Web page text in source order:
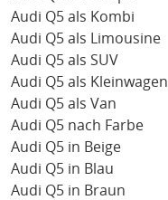
Audi Q5 als Kombi
Audi Q5 als Limousine
Audi Q5 als SUV
Audi Q5 als Kleinwagen
Audi Q5 als Van
Audi Q5 nach Farbe
Audi Q5 in Beige
Audi Q5 in Blau
Audi Q5 in Braun